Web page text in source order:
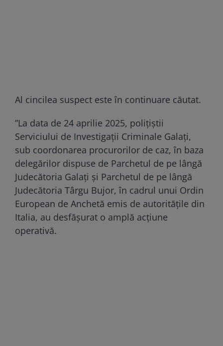
Al cincilea suspect este în continuare căutat.
”La data de 24 aprilie 2025, polițiștii
Serviciului de Investigații Criminale Galați,
sub coordonarea procurorilor de caz, în baza
delegărilor dispuse de Parchetul de pe lângă
Judecătoria Galați și Parchetul de pe lângă
Judecătoria Târgu Bujor, în cadrul unui Ordin
European de Anchetă emis de autoritățile din
Italia, au desfășurat o amplă acțiune
operativă.